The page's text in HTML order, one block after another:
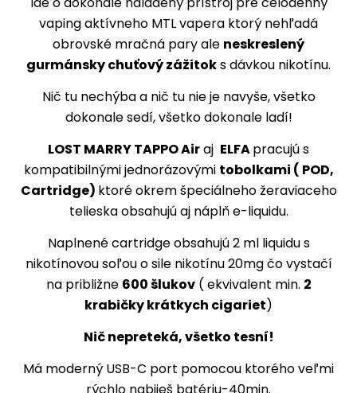
vaping aktívneho MTL vapera ktorý nehľadá
obrovské mračná pary ale neskreslený
gurmánsky chuťový zážitoks dávkou nikotínu.
Nič tu nechýba a nič tu nie je navyše, všetko
dokonale sedí, všetko dokonale ladí!
LOST MARRY TAPPO Airaj ELFApracujú s
kompatibilnými jednorázovými tobolkami ( POD,
Cartridge) ktoré okrem špeciálneho žeraviaceho
telieska obsahujú aj náplň e-liquidu.
Naplnené cartridge obsahujú 2 ml liquidu s
nikotínovou soľou o sile nikotínu 20mg čo vystačí
na približne 600 šlukov( ekvivalent min. 2
krabičky krátkych cigariet)
Nič nepreteká, všetko tesní!
Má moderný USB-C port pomocou ktorého veľmi
rýchlo nabiješ batériu-40min.